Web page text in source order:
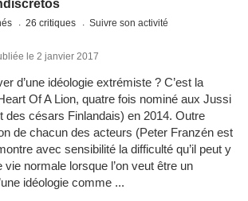
26 critiques Suivre son activité
le 2 janvier 2017
d’une idéologie extrémiste ? C’est la
Of A Lion, quatre fois nominé aux Jussi
des césars Finlandais) en 2014. Outre
de chacun des acteurs (Peter Franzén est
avec sensibilité la difficulté qu’il peut y
normale lorsque l’on veut être un
idéologie comme ...